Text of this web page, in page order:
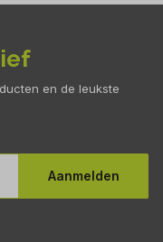
en de leukste
Aanmelden